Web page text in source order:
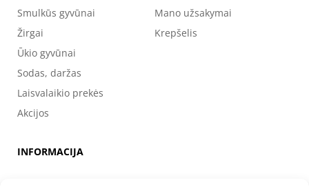
Smulkūs gyvūnai
Žirgai
Ūkio gyvūnai
Sodas, daržas
Laisvalaikio prekės
Akcijos
Mano užsakymai
Krepšelis
INFORMACIJA